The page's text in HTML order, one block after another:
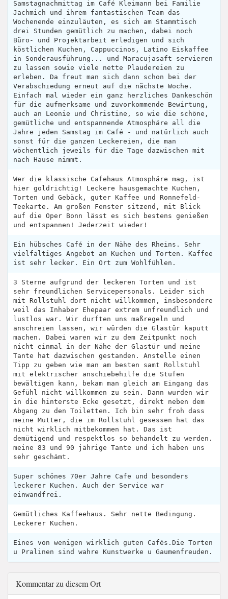
Samstagnachmittag im Café Kleimann bei Familie
Jachmich und ihrem fantastischen Team das
Wochenende einzuläuten, es sich am Stammtisch
drei Stunden gemütlich zu machen, dabei noch
Büro- und Projektarbeit erledigen und sich
köstlichen Kuchen, Cappuccinos, Latino Eiskaffee
in Sonderausführung... und Maracujasaft servieren
zu lassen sowie viele nette Plaudereien zu
erleben. Da freut man sich dann schon bei der
Verabschiedung erneut auf die nächste Woche.
Einfach mal wieder ein ganz herzliches Dankeschön
für die aufmerksame und zuvorkommende Bewirtung,
auch an Leonie und Christine, so wie die schöne,
gemütliche und entspannende Atmosphäre all die
Jahre jeden Samstag im Café - und natürlich auch
sonst für die ganzen Leckereien, die man
wöchentlich jeweils für die Tage dazwischen mit
nach Hause nimmt.
Wer die klassische Cafehaus Atmosphäre mag, ist
hier goldrichtig! Leckere hausgemachte Kuchen,
Torten und Gebäck, guter Kaffee und Ronnefeld-
Teekarte. Am großen Fenster sitzend, mit Blick
auf die Oper Bonn lässt es sich bestens genießen
und entspannen! Jederzeit wieder!
Ein hübsches Café in der Nähe des Rheins. Sehr
vielfältiges Angebot an Kuchen und Torten. Kaffee
ist sehr lecker. Ein Ort zum Wohlfühlen.
3 Sterne aufgrund der leckeren Torten und ist
sehr freundlichen Servicepersonals. Leider sich
mit Rollstuhl dort nicht willkommen, insbesondere
weil das Inhaber Ehepaar extrem unfreundlich und
lustlos war. Wir durften uns maßregeln und
anschreien lassen, wir würden die Glastür kaputt
machen. Dabei waren wir zu dem Zeitpunkt noch
nicht einmal in der Nähe der Glastür und meine
Tante hat dazwischen gestanden. Anstelle einen
Tipp zu geben wie man am besten samt Rollstuhl
mit elektrischer anschiebehilfe die Stufen
bewältigen kann, bekam man gleich am Eingang das
Gefühl nicht willkommen zu sein. Dann wurden wir
in die hinterste Ecke gesetzt, direkt neben dem
Abgang zu den Toiletten. Ich bin sehr froh dass
meine Mutter, die im Rollstuhl gesessen hat das
nicht wirklich mitbekommen hat. Das ist
demütigend und respektlos so behandelt zu werden.
meine 83 und 90 jährige Tante und ich haben uns
sehr geschämt.
Super schönes 70er Jahre Cafe und besonders
leckerer Kuchen. Auch der Service war
einwandfrei.
Gemütliches Kaffeehaus. Sehr nette Bedingung.
Leckerer Kuchen.
Eines von wenigen wirklich guten Cafés.Die Torten
u Pralinen sind wahre Kunstwerke u Gaumenfreuden.
Kommentar zu diesem Ort